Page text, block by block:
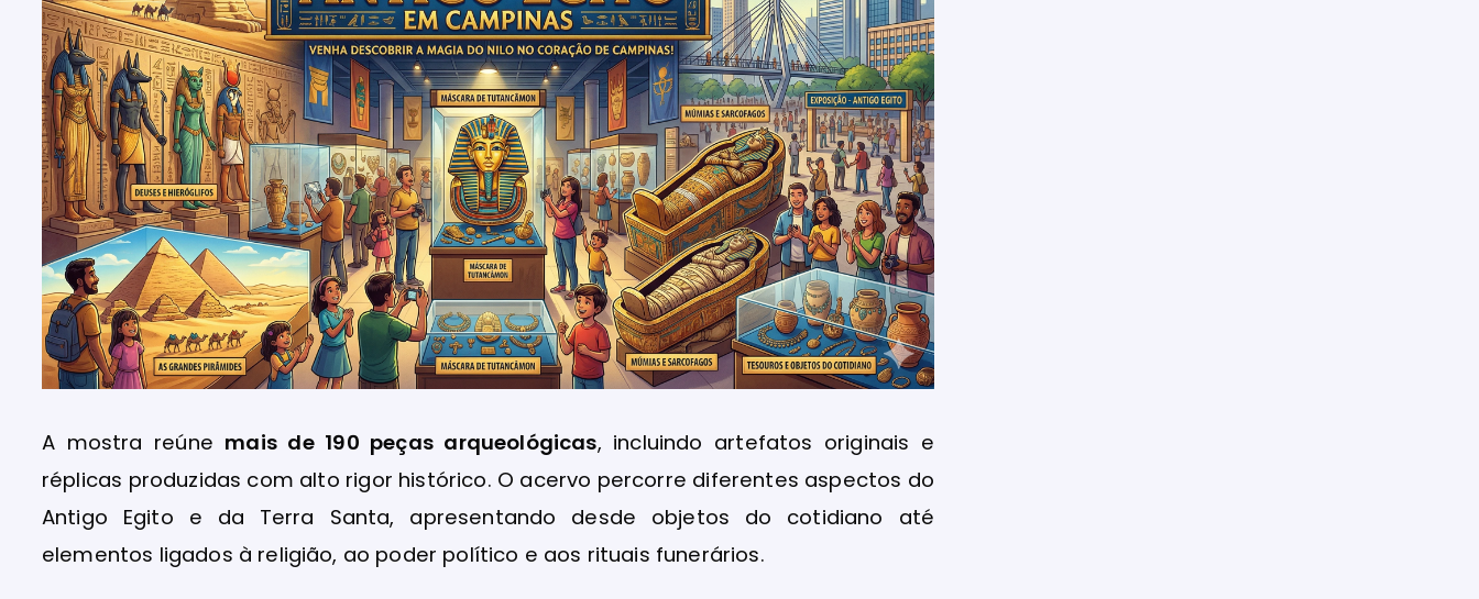
A mostra reúne mais de 190 peças arqueológicas, incluindo artefatos originais e
réplicas produzidas com alto rigor histórico. O acervo percorre diferentes aspectos do
Antigo Egito e da Terra Santa, apresentando desde objetos do cotidiano até
elementos ligados à religião, ao poder político e aos rituais funerários.